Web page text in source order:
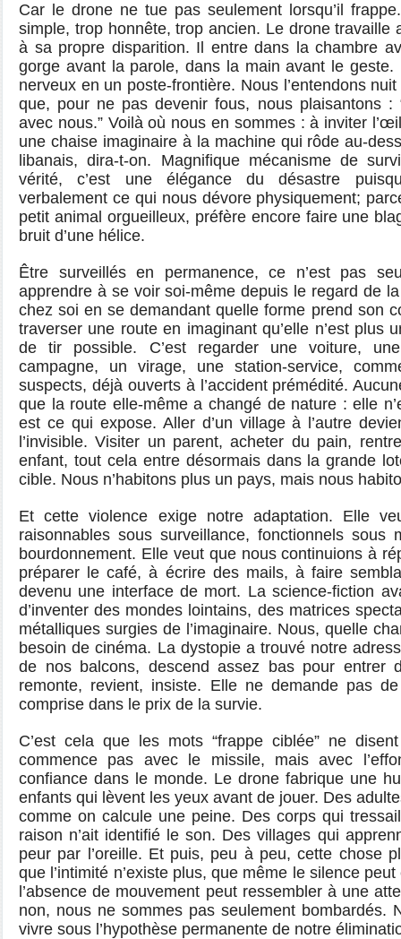
Car le drone ne tue pas seulement lorsqu’il
simple, trop honnête, trop ancien. Le drone travaille
à sa propre disparition. Il entre dans la chambre
gorge avant la parole, dans la main avant le geste.
nerveux en un poste-frontière. Nous l’entendons
que, pour ne pas devenir fous, nous plaisantons :
avec nous.” Voilà où nous en sommes : à inviter
une chaise imaginaire à la machine qui rôde au-
libanais, dira-t-on. Magnifique mécanisme de
vérité, c’est une élégance du désastre
verbalement ce qui nous dévore physiquement;
petit animal orgueilleux, préfère encore faire une
bruit d’une hélice.
Être surveillés en permanence, ce n’est pas
apprendre à se voir soi-même depuis le regard de
chez soi en se demandant quelle forme prend son
traverser une route en imaginant qu’elle n’est plus
de tir possible. C’est regarder une voiture,
campagne, un virage, une station-service,
suspects, déjà ouverts à l’accident prémédité.
que la route elle-même a changé de nature : elle
est ce qui expose. Aller d’un village à l’autre
l’invisible. Visiter un parent, acheter du pain,
enfant, tout cela entre désormais dans la grande
cible. Nous n’habitons plus un pays, mais nous
Et cette violence exige notre adaptation. Elle
raisonnables sous surveillance, fonctionnels sous
bourdonnement. Elle veut que nous continuions à
préparer le café, à écrire des mails, à faire
devenu une interface de mort. La science-fiction
d’inventer des mondes lointains, des matrices
métalliques surgies de l’imaginaire. Nous, quelle
besoin de cinéma. La dystopie a trouvé notre
de nos balcons, descend assez bas pour entrer
remonte, revient, insiste. Elle ne demande pas
comprise dans le prix de la survie.
C’est cela que les mots “frappe ciblée” ne
commence pas avec le missile, mais avec
confiance dans le monde. Le drone fabrique une
enfants qui lèvent les yeux avant de jouer. Des
comme on calcule une peine. Des corps qui
raison n’ait identifié le son. Des villages qui
peur par l’oreille. Et puis, peu à peu, cette chose
que l’intimité n’existe plus, que même le silence
l’absence de mouvement peut ressembler à une
non, nous ne sommes pas seulement bombardés.
vivre sous l’hypothèse permanente de notre